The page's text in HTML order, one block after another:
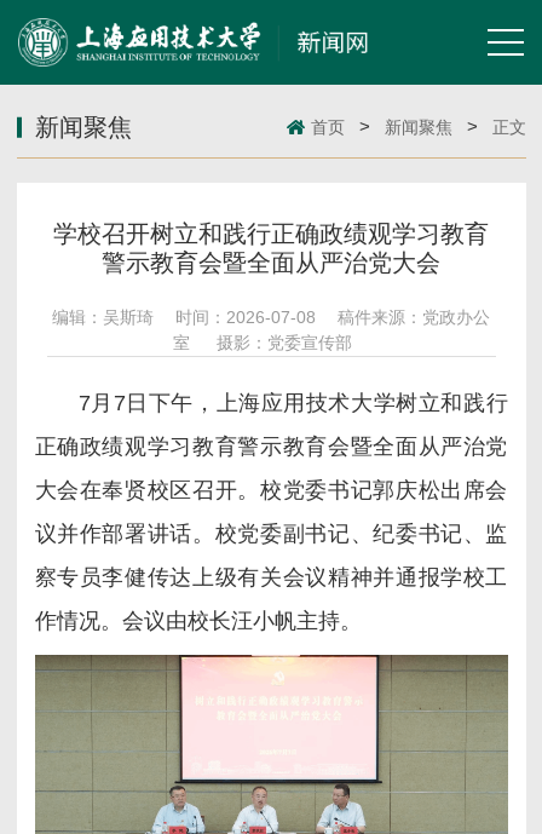
新闻聚焦 首页> 新闻聚焦 > 正文
学校召开树立和践行正确政绩观学习教育
警示教育会暨全面从严治党大会
编辑：吴斯琦 时间：2026-07-08
稿件来源：党政办公
室
摄影：党委宣传部
7月7日下午，上海应用技术大学树立和践行
正确政绩观学习教育警示教育会暨全面从严治党
大会在奉贤校区召开。校党委书记郭庆松出席会
议并作部署讲话。校党委副书记、纪委书记、监
察专员李健传达上级有关会议精神并通报学校工
作情况。会议由校长汪小帆主持。